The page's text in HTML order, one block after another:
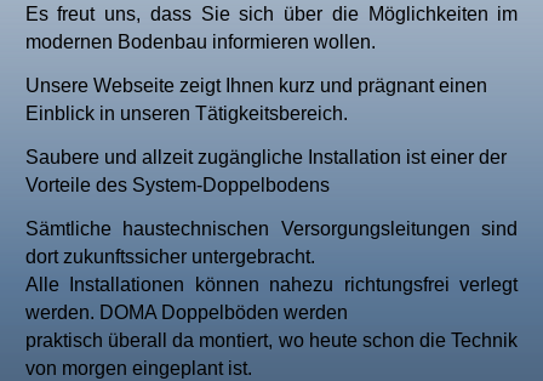
Es freut uns, dass Sie sich über die Möglichkeiten im
modernen Bodenbau informieren wollen.
Unsere Webseite zeigt Ihnen kurz und prägnant einen
Einblick in unseren Tätigkeitsbereich.
Saubere und allzeit zugängliche Installation ist einer der
Vorteile des System-Doppelbodens
Sämtliche haustechnischen Versorgungsleitungen sind
dort zukunftssicher untergebracht.
A lle Installationen können nahezu richtungsfrei verlegt
werden. DOMA Doppelböden werden
praktisch überall da montiert, wo heute schon die Technik
von morgen eingeplant ist.